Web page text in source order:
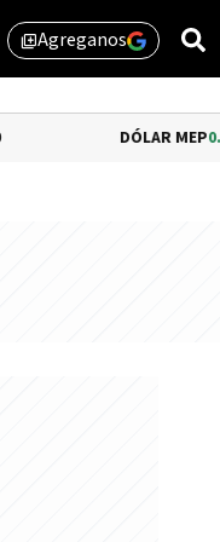
library_addAgreganos
0.69%